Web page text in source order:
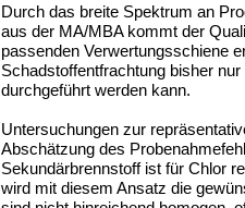
Durch das breite Spektrum an
aus der MA/MBA kommt der
passenden Verwertungsschiene
Schadstoffentfrachtung bisher
durchgeführt werden kann.
Untersuchungen zur
Abschätzung des
Sekundärbrennstoff ist für Chlor
wird mit diesem Ansatz die